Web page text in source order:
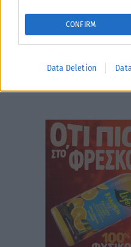
CONFIRM
Data Deletion